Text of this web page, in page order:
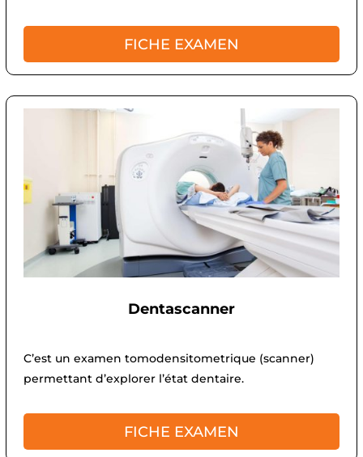
FICHE EXAMEN
Dentascanner
C’est un examen tomodensitometrique (scanner)
permettant d’explorer l’état dentaire.
FICHE EXAMEN